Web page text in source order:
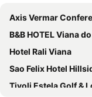
Axis Vermar Conference &
B&B HOTEL Viana
Hotel Rali Viana
Sao Felix Hotel Hillside
Tivoli Estela Golf &